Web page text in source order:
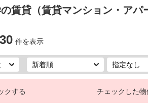
の賃貸（賃貸マンション・アパ
件を表示
クする チェックした物